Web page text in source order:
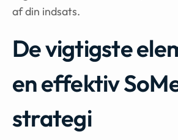
af din indsats.
De vigtigste
en effektiv
strategi